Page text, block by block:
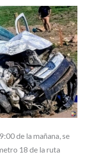
de la mañana, se
18 de la ruta